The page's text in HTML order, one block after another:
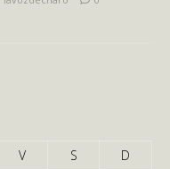
V S
D